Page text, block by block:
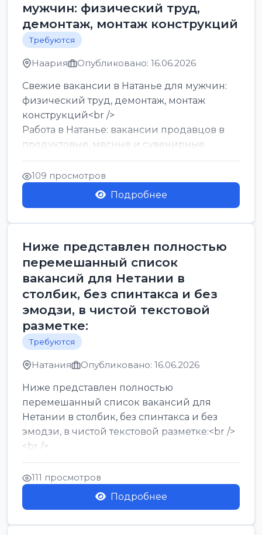
мужчин: физический труд,
демонтаж, монтаж конструкций
Требуются
Наария Опубликовано: 16.06.2026
Свежие вакансии в Натанье для мужчин:
физический труд, демонтаж, монтаж
конструкций<br />
Работа в Натанье: вакансии продавцов в
продуктовые, мясные и сувенирные
лавки<br />
Разнорабочий на сборку м...
109 просмотров
Подробнее
Ниже представлен полностью
перемешанный список
вакансий для Нетании в
столбик, без спинтакса и без
эмодзи, в чистой текстовой
разметке:
Требуются
Натания Опубликовано: 16.06.2026
Ниже представлен полностью
перемешанный список вакансий для
Нетании в столбик, без спинтакса и без
эмодзи, в чистой текстовой разметке:<br />
<br />
Работа в Нетании на мебельном
производстве: требу...
111 просмотров
Подробнее